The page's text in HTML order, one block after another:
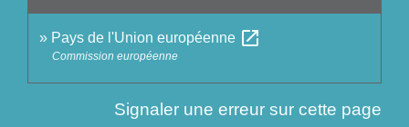
Pays de l'Union européenne open_in_new
Commission européenne
Signaler une erreur sur cette page